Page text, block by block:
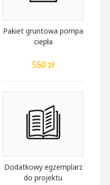
Pakiet gruntowa pompa
ciepła
550 zł
Dodatkowy egzemplarz
do projektu